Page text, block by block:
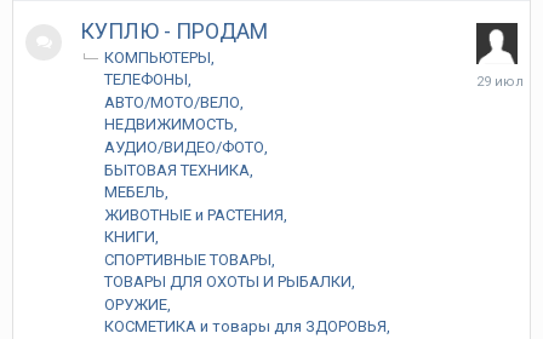
КУПЛЮ - ПРОДАМ
КОМПЬЮТЕРЫ
ТЕЛЕФОНЫ
АВТО/МОТО/ВЕЛО
НЕДВИЖИМОСТЬ
АУДИО/ВИДЕО/ФОТО
БЫТОВАЯ ТЕХНИКА
МЕБЕЛЬ
ЖИВОТНЫЕ и РАСТЕНИЯ
КНИГИ
СПОРТИВНЫЕ ТОВАРЫ
ТОВАРЫ ДЛЯ ОХОТЫ И РЫБАЛКИ
ОРУЖИЕ
КОСМЕТИКА и товары для ЗДОРОВЬЯ
29